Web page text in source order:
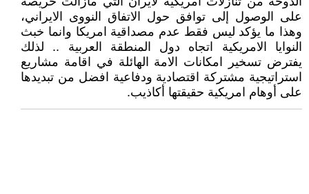
على الوصول إلى توافق حول الاتفاق النووى الايراني،
وهذا ما يؤكد ليس فقط عدم مصداقية امريكا وانما خبث
النوايا الامريكية اتجاه دول المنطقة العربية .. لذلك
يفترض تسخير امكانات الامة الهائلة في اقامة مشاريع
استراتيجية مشتركة اقتصادية ودفاعية افضل من تبديدها
على أوهام امريكية حقيقتها أكاذيب.